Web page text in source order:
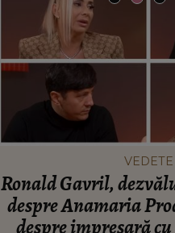
VEDETE
Ronald Gavril,
despre Anamaria
despre impresară